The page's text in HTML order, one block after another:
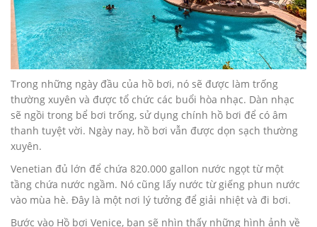
Trong những ngày đầu của hồ bơi, nó sẽ được làm trống
thường xuyên và được tổ chức các buổi hòa nhạc. Dàn nhạc
sẽ ngồi trong bể bơi trống, sử dụng chính hồ bơi để có âm
thanh tuyệt vời. Ngày nay, hồ bơi vẫn được dọn sạch thường
xuyên.
Venetian đủ lớn để chứa 820.000 gallon nước ngọt từ một
tầng chứa nước ngầm. Nó cũng lấy nước từ giếng phun nước
vào mùa hè. Đây là một nơi lý tưởng để giải nhiệt và đi bơi.
Bước vào Hồ bơi Venice, bạn sẽ nhìn thấy những hình ảnh về